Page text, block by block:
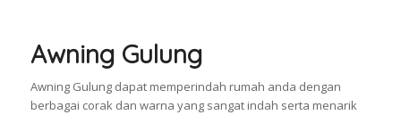
Awning Gulung
Awning Gulung dapat memperindah rumah anda dengan
berbagai corak dan warna yang sangat indah serta menarik